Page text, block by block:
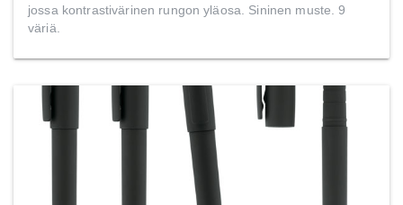
jossa kontrastivärinen rungon yläosa. Sininen muste. 9
väriä.